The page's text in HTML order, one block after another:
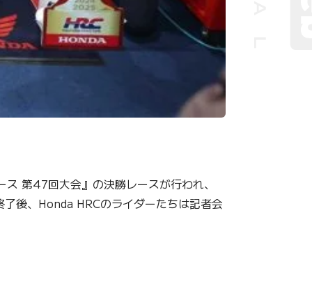
第47回大会』の決勝レースが行われ、
後、Honda HRCのライダーたちは記者会